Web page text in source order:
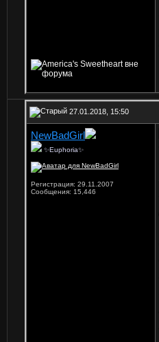
27.01.2018, 15:50
NewBadGirl
✨Euphoria✨
Регистрация: 29.11.2007
Сообщения: 15,446